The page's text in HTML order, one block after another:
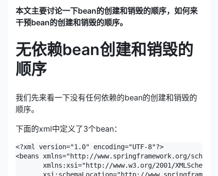
本文主要讨论一下bean的创建和销毁的顺序，如何来
干预bean的创建和销毁的顺序。
无依赖bean创建和销毁的
顺序
我们先来看一下没有任何依赖的bean的创建和销毁的
顺序。
下面的xml中定义了3个bean：
<?xml version="1.0" encoding="UTF-8"?>
<beans xmlns="http://www.springframework.org/
xmlns:xsi="http://www.w3.org/2001/XMLSchema-
xsi:schemaLocation="http://